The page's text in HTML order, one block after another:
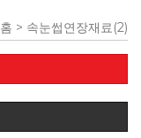
홈 > 속눈썹연장재료(2)